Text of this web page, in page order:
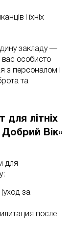
і їхніх
закладу —
особисто
з персоналом і
та
для літніх
Добрий Вік»
для
(уход за
после